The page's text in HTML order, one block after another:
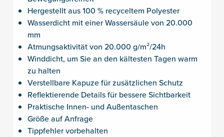
Hergestellt aus 100 % recyceltem Polyester
Wasserdicht mit einer Wassersäule von 20.000
mm
Atmungsaktivität von 20.000 g/m²/24h
Winddicht, um Sie an den kältesten Tagen warm
zu halten
Verstellbare Kapuze für zusätzlichen Schutz
Reflektierende Details für bessere Sichtbarkeit
Praktische Innen- und Außentaschen
Größe auf Anfrage
Tippfehler vorbehalten